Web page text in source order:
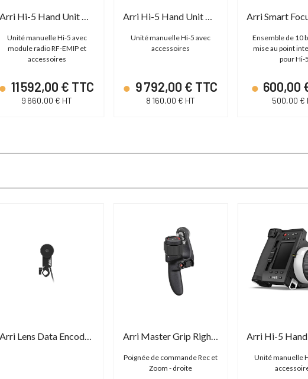
Arri Hi-5 Hand Unit Basic Set
Unité manuelle Hi-5 avec
module radio RF-EMIP et
accessoires
11 592,00 € TTC
9 660,00 € HT
Arri Hi-5 Hand Unit Body Kit
Unité manuelle Hi-5 avec
accessoires
9 792,00 € TTC
8 160,00 € HT
Ensemble de 10
mise au point
pour Hi-5
600,00
500,00 €
Arri Lens Data Encoder LDE-1 Arri Master Grip Right Rocker MRR-1
Poignée de commande Rec et
Zoom - droite
Unité manuelle